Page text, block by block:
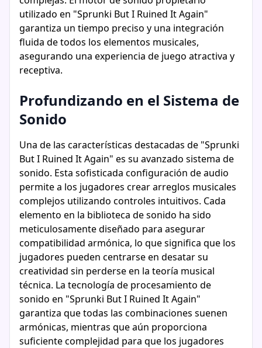
utilizado en "Sprunki But I Ruined It Again"
garantiza un tiempo preciso y una integración
fluida de todos los elementos musicales,
asegurando una experiencia de juego atractiva y
receptiva.
Profundizando en el Sistema de
Sonido
Una de las características destacadas de "Sprunki
But I Ruined It Again" es su avanzado sistema de
sonido. Esta sofisticada configuración de audio
permite a los jugadores crear arreglos musicales
complejos utilizando controles intuitivos. Cada
elemento en la biblioteca de sonido ha sido
meticulosamente diseñado para asegurar
compatibilidad armónica, lo que significa que los
jugadores pueden centrarse en desatar su
creatividad sin perderse en la teoría musical
técnica. La tecnología de procesamiento de
sonido en "Sprunki But I Ruined It Again"
garantiza que todas las combinaciones suenen
armónicas, mientras que aún proporciona
suficiente complejidad para que los jugadores